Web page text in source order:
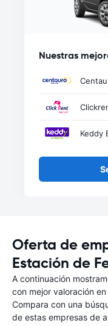
Nuestras
Keddy
Oferta de
Estación de
A continuación
con mejor valoración
Compara con una
de estas empresas de